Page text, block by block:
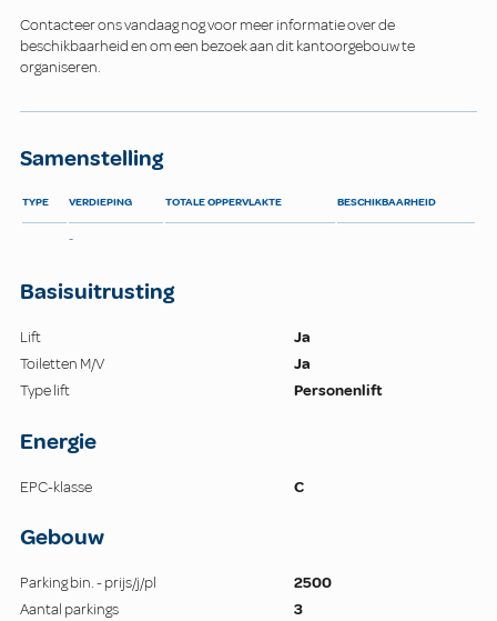
Contacteer ons vandaag nog voor meer informatie over de
beschikbaarheid en om een bezoek aan dit kantoorgebouw te
organiseren.
Samenstelling
TYPE VERDIEPING TOTALE OPPERVLAKTE BESCHIKBAARHEID
-
Basisuitrusting
Lift
Ja
Toiletten M/V
Ja
Type lift
Personenlift
Energie
EPC-klasse C
Gebouw
Parking bin. - prijs/j/pl
2500
Aantal parkings
3